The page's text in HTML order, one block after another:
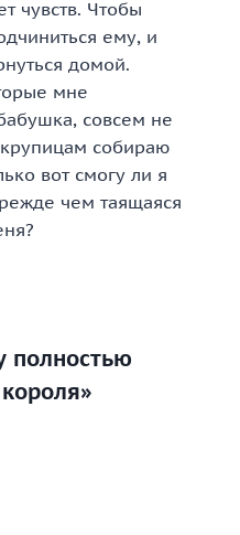
чувств. Чтобы
ему, и
домой.
мне
совсем не
собираю
вот смогу ли я
чем таящаяся
полностью